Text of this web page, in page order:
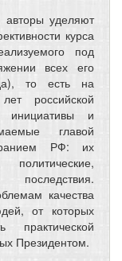
уделяют
курса
под
всех его
то есть на
российской
инициативы и
главой
РФ: их
качества
от которых
практической
Президентом.